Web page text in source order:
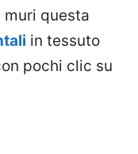
questa
in tessuto
pochi clic su